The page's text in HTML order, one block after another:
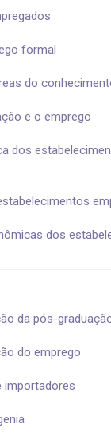
formal
do
e o emprego
dos
dos
da pós-
do emprego
importadores